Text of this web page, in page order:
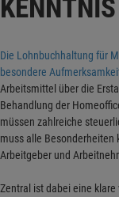
KENNTNIS
Die Lohnbuchhaltung für
besondere
Arbeitsmittel über die
Behandlung der
müssen zahlreiche
muss alle Besonderheiten
Arbeitgeber und
Zentral ist dabei eine